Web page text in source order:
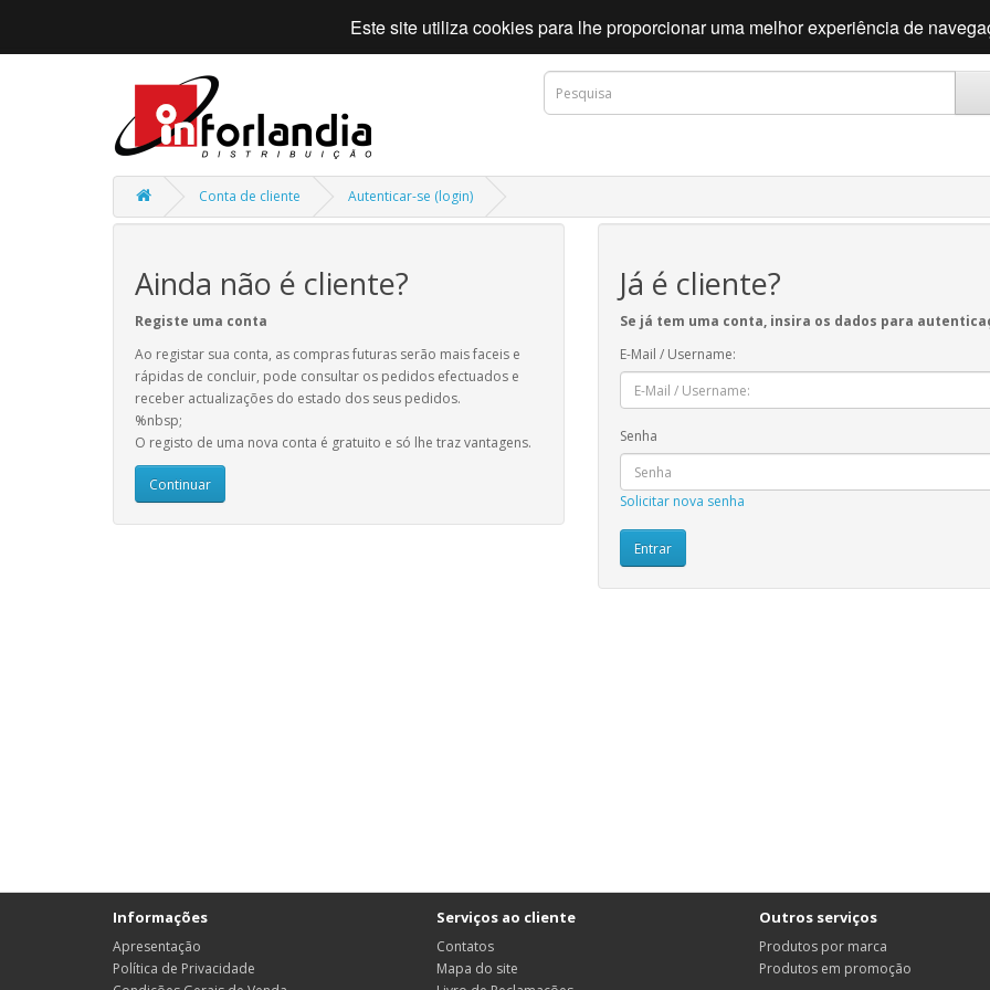
Conta de cliente Autenticar-se (login)
Ainda não é cliente?
Registe uma conta
Ao registar sua conta, as compras futuras serão mais faceis e
rápidas de concluir, pode consultar os pedidos efectuados e
receber actualizações do estado dos seus pedidos.
%nbsp;
O registo de uma nova conta é gratuito e só lhe traz vantagens.
Continuar
Já é cliente?
Se já tem uma conta, insira os dados para
E-Mail / Username:
Senha
Solicitar nova senha
Informações
Apresentação
Política de Privacidade
Serviços ao cliente
Contatos
Mapa do site
Outros serviços
Produtos por marca
Produtos em promoção
Este site utiliza cookies para lhe proporcionar uma melhor experiência de